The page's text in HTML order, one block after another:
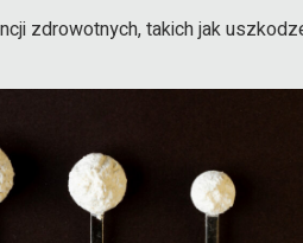
zdrowotnych, takich jak